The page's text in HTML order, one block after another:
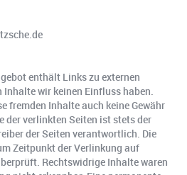
enthält Links zu externen
Inhalte wir keinen Einfluss haben.
fremden Inhalte auch keine Gewähr
der verlinkten Seiten ist stets der
der Seiten verantwortlich. Die
Zeitpunkt der Verlinkung auf
Rechtswidrige Inhalte waren